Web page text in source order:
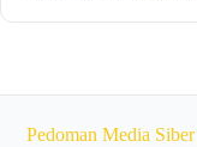
Pedoman Media Siber